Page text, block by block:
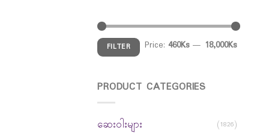
FILTER Price: 460Ks— 18,000Ks
PRODUCT CATEGORIES
ဆေးဝါးများ (1826)